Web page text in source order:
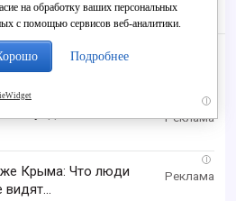
ю пенсию в 2026 году:
i
секунд, а смеяться вы
i
Крыма: Что люди
на обработку ваших персональных
с помощью сервисов веб-аналитики.
Подробнее